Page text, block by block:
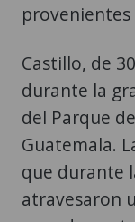
Castillo, de
durante la
del Parque
Guatemala.
que durante
atravesaron